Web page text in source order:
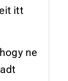
itt
ne